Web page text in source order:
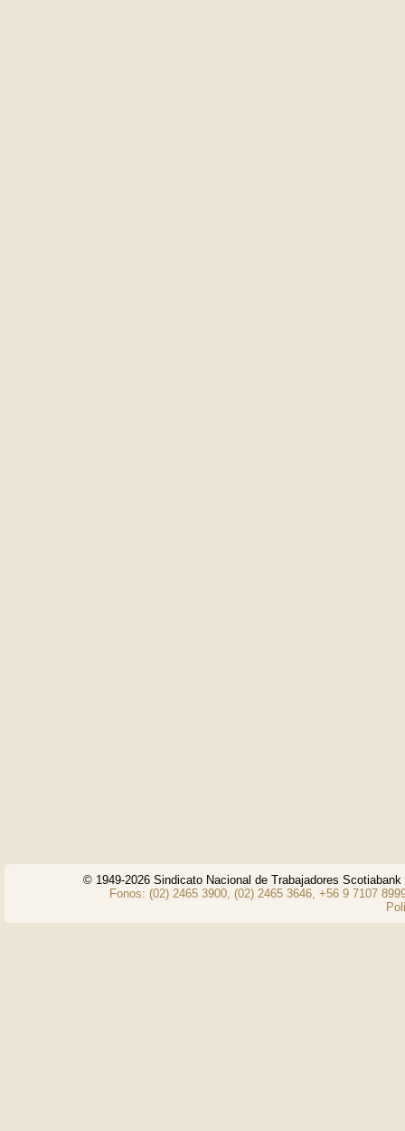
© 1949-2026 Sindicato Nacional de Trabajadores
Fonos: (02) 2465 3900, (02) 2465 3646, +56 9 7107